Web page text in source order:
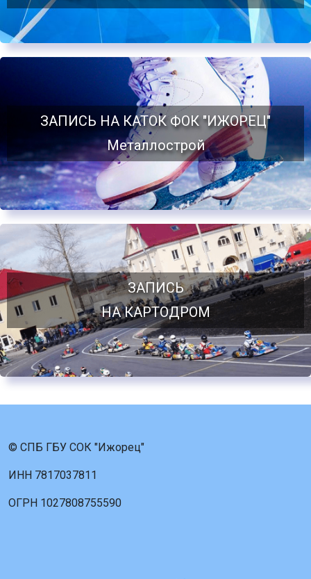
ЗАПИСЬ НА КАТОК ФОК "ИЖОРЕЦ"
Металлострой
ЗАПИСЬ
НА КАРТОДРОМ
© СПБ ГБУ СОК "Ижорец"
ИНН 7817037811
ОГРН 1027808755590